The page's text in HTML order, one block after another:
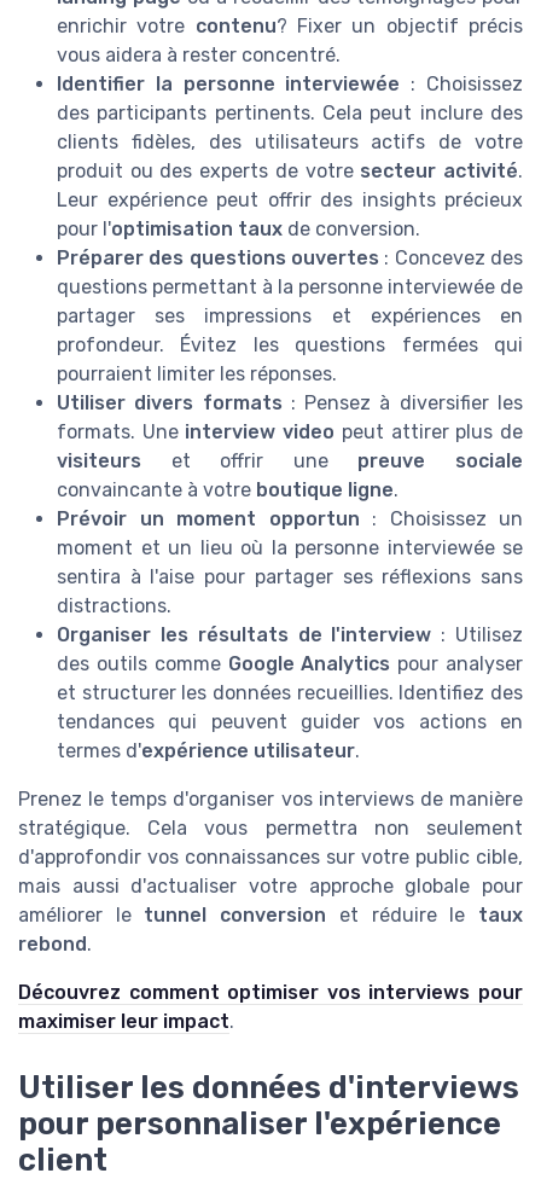
enrichir votre contenu? Fixer un objectif précis
vous aidera à rester concentré.
Identifier la personne interviewée : Choisissez
des participants pertinents. Cela peut inclure des
clients fidèles, des utilisateurs actifs de votre
produit ou des experts de votre secteur activité.
Leur expérience peut offrir des insights précieux
pour l'optimisation taux de conversion.
Préparer des questions ouvertes : Concevez des
questions permettant à la personne interviewée de
partager ses impressions et expériences en
profondeur. Évitez les questions fermées qui
pourraient limiter les réponses.
Utiliser divers formats : Pensez à diversifier les
formats. Une interview video peut attirer plus de
visiteurs et offrir une preuve sociale
convaincante à votre boutique ligne.
Prévoir un moment opportun : Choisissez un
moment et un lieu où la personne interviewée se
sentira à l'aise pour partager ses réflexions sans
distractions.
Organiser les résultats de l'interview : Utilisez
des outils comme Google Analytics pour analyser
et structurer les données recueillies. Identifiez des
tendances qui peuvent guider vos actions en
termes d'expérience utilisateur.
Prenez le temps d'organiser vos interviews de manière
stratégique. Cela vous permettra non seulement
d'approfondir vos connaissances sur votre public cible,
mais aussi d'actualiser votre approche globale pour
améliorer le tunnel conversion et réduire le taux
rebond .
Découvrez comment optimiser vos interviews pour
maximiser leur impact.
Utiliser les données d'interviews
pour personnaliser l'expérience
client